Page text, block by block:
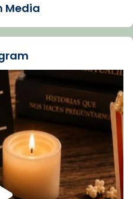
Fa gairebé
Companys, la
Vatican
iglesia/news/2026-
papa-viaje-
Media